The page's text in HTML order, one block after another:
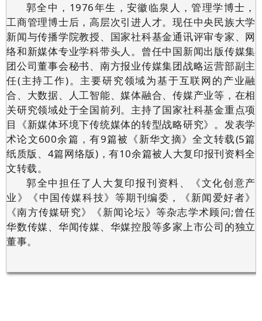
郭全中，1976年生，安徽临泉人，管理学博士，
工商管理博士后，高层次引进人才。现任中央民族大学
新闻与传播学院教授、国家社科基金通讯评审专家、网
络和新媒体专业学科带头人。曾任中国新闻出版传媒集
团公司董事会秘书、南方报业传媒集团战略运营部副主
任(主持工作)。主要研究领域为基于互联网的产业融
合、大数据、人工智能、媒体融合、传媒产业等，在相
关研究领域处于全国前列。主持了国家社科基金重点项
目《新媒体环境下传统媒体的转型战略研究》。发表学
术论文600余篇，有9篇被《新华文摘》全文转载(5篇
纸质版、4篇网络版)，有10余篇被人大复印报刊资料全
文转载。
郭全中担任了人大复印报刊资料、《文化创意产
业》《中国传媒科技》等期刊编委，《新闻爱好者》
《南方传媒研究》《新闻论坛》等杂志学术顾问;曾任
华数传媒、华闻传媒、华媒控股等多家上市公司的独立
董事。